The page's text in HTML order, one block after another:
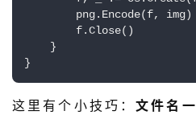
        png.Encode(f, img)
        f.Close()
    }
}
这里有个小技巧：文件名